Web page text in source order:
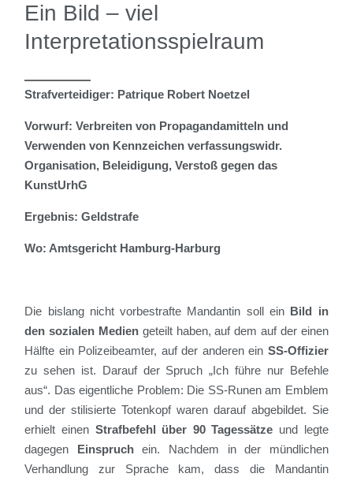
Ein Bild – viel
Interpretationsspielraum
Strafverteidiger: Patrique Robert Noetzel
Vorwurf: Verbreiten von Propagandamitteln und
Verwenden von Kennzeichen verfassungswidr.
Organisation, Beleidigung, Verstoß gegen das
KunstUrhG
Ergebnis: Geldstrafe
Wo: Amtsgericht Hamburg-Harburg
Die bislang nicht vorbestrafte Mandantin soll ein Bild in
den sozialen Mediengeteilt haben, auf dem auf der einen
Hälfte ein Polizeibeamter, auf der anderen ein SS-Offizier
zu sehen ist. Darauf der Spruch „Ich führe nur Befehle
aus“. Das eigentliche Problem: Die SS-Runen am Emblem
und der stilisierte Totenkopf waren darauf abgebildet. Sie
erhielt einen Strafbefehl über 90 Tagessätze und legte
dagegen Einspruchein. Nachdem in der mündlichen
Verhandlung zur Sprache kam, dass die Mandantin